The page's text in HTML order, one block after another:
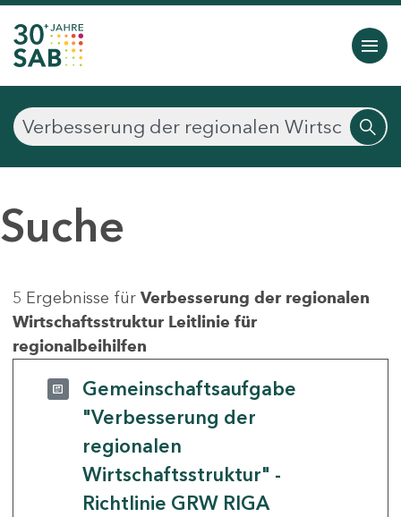
Suche
5 Ergebnisse für Verbesserung der regionalen
Wirtschaftsstruktur Leitlinie für
regionalbeihilfen
Gemeinschaftsaufgabe
"Verbesserung der
regionalen
Wirtschaftsstruktur" -
Richtlinie GRW RIGA